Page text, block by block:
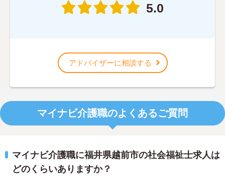
5.0
アドバイザーに相談する
マイナビ介護職のよくあるご質問
マイナビ介護職に福井県越前市の社会福祉士求人は
どのくらいありますか？